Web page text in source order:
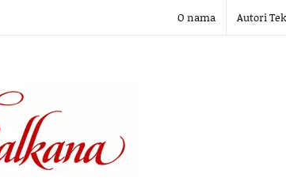
O nama Autori